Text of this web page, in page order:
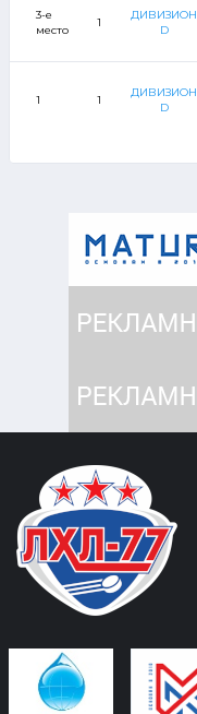
3-е
место
1
ДИВИЗИОН
D
1 1
ДИВИЗИОН
D